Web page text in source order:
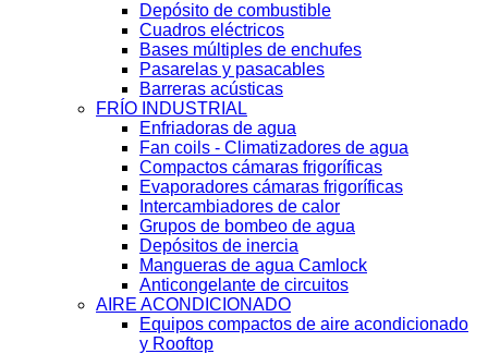
Depósito de combustible
Cuadros eléctricos
Bases múltiples de enchufes
Pasarelas y pasacables
Barreras acústicas
FRÍO INDUSTRIAL
Enfriadoras de agua
Fan coils - Climatizadores de agua
Compactos cámaras frigoríficas
Evaporadores cámaras frigoríficas
Intercambiadores de calor
Grupos de bombeo de agua
Depósitos de inercia
Mangueras de agua Camlock
Anticongelante de circuitos
AIRE ACONDICIONADO
Equipos compactos de aire acondicionado
y Rooftop